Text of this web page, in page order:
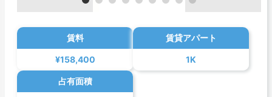
賃料
¥158,400
賃貸アパート
1K
占有面積